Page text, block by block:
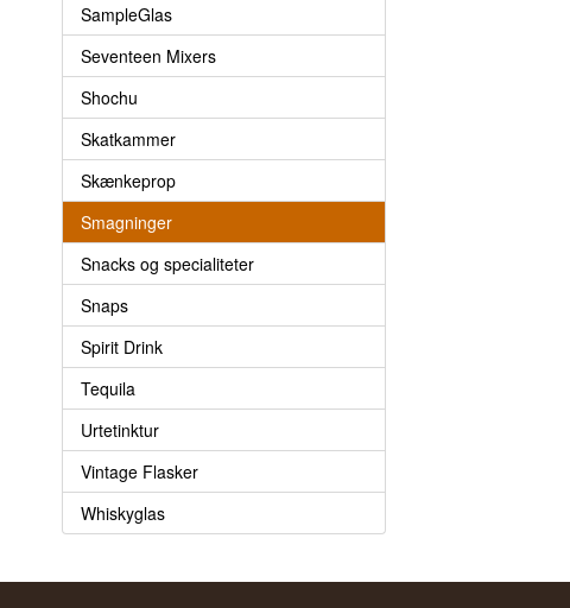
SampleGlas
Seventeen Mixers
Shochu
Skatkammer
Skænkeprop
Smagninger
Snacks og specialiteter
Snaps
Spirit Drink
Tequila
Urtetinktur
Vintage Flasker
Whiskyglas